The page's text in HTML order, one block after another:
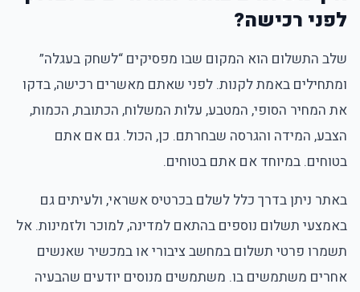
לפני רכישה?
שלב התשלום הוא המקום שבו מפסיקים “לשחק בעגלה”
ומתחילים באמת לקנות. לפני שאתם מאשרים רכישה, בדקו
את המחיר הסופי, המטבע, עלות המשלוח, הכתובת, הכמות,
הצבע, המידה והגרסה שבחרתם. כן, הכול. גם אם אתם
בטוחים. במיוחד אם אתם בטוחים.
באתר ניתן בדרך כלל לשלם בכרטיס אשראי, ולעיתים גם
באמצעי תשלום נוספים בהתאם למדינה, למוכר ולזמינות. אל
תשמרו פרטי תשלום במחשב ציבורי או במכשיר שאנשים
אחרים משתמשים בו. משתמשים מנוסים יודעים שהבעיה